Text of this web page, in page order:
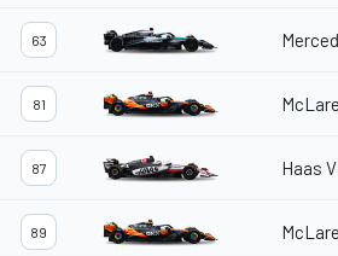
63
81
87 Haas
89